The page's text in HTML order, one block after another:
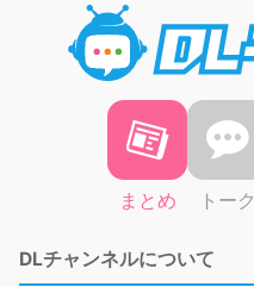
まとめ トーク
DLチャンネルについて